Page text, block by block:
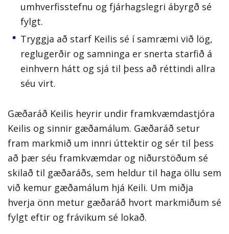
umhverfisstefnu og fjárhagslegri ábyrgð sé
fylgt.
Tryggja að starf Keilis sé í samræmi við lög,
reglugerðir og samninga er snerta starfið á
einhvern hátt og sjá til þess að réttindi allra
séu virt.
Gæðaráð Keilis heyrir undir framkvæmdastjóra
Keilis og sinnir gæðamálum. Gæðaráð setur
fram markmið um innri úttektir og sér til þess
að þær séu framkvæmdar og niðurstöðum sé
skilað til gæðaráðs, sem heldur til haga öllu sem
við kemur gæðamálum hjá Keili. Um miðja
hverja önn metur gæðaráð hvort markmiðum sé
fylgt eftir og frávikum sé lokað.